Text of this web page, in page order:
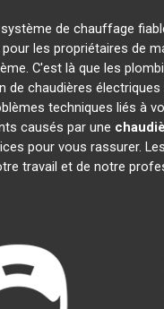
de chauffage
les propriétaires de
C'est là que les
de chaudières électriques
techniques liés à
causés par une
pour vous rassurer.
travail et de notre